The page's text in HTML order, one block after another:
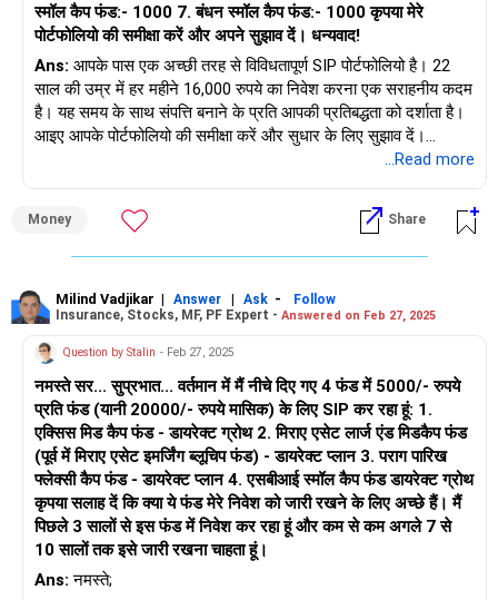
परिसंपत्ति आवंटन: जोखिम को कम करने और रिटर्न को अनुकूलित करने के
लिए सुनिश्चित करें कि आपका समग्र पोर्टफोलियो विभिन्न परिसंपत्ति वर्गों, जैसे
लार्ज-कैप, मिड-कैप, स्मॉल-कैप और फ्लेक्सी-कैप फंडों में अच्छी तरह से विविध
है।
पेशेवर सलाह: किसी प्रमाणित वित्तीय योजनाकार या निवेश सलाहकार से सलाह
लेने पर विचार करें जो आपके वित्तीय लक्ष्यों, जोखिम प्रोफ़ाइल और निवेश
संक्षेप में, जबकि आपका वर्तमान निवेश विविध प्रतीत होता है, उनके प्रदर्शन की
नियमित रूप से निगरानी करना और आवश्यकतानुसार समायोजन करना
क्वांट स्मॉल कैप जैसे अतिरिक्त फंडों पर विचार करने से विविधीकरण बढ़
सकता है और संभावित रूप से दीर्घकालिक रिटर्न में सुधार हो सकता है।
हालाँकि, सुनिश्चित करें कि कोई भी नया जुड़ाव आपके निवेश उद्देश्यों और
2. ईएलएसएस फंड
ईएलएसएस (इक्विटी लिंक्ड सेविंग स्कीम) धारा 80 सी के तहत कर लाभ
प्रदान करता है। कर बचत के अलावा, इसमें इक्विटी एक्सपोजर के कारण उच्च
रिटर्न की क्षमता है। आपके निवेश में वार्षिक वृद्धि कर दक्षता और धन वृद्धि के
लिए एक रणनीतिक योजना को दर्शाती है।
क्षमता है। हालांकि, यह उच्च अस्थिरता के अधीन है। यहां आपका 4,500 रुपये
का मासिक निवेश आपके पोर्टफोलियो में विकास-उन्मुख तत्व जोड़ता है।
स्मॉल कैप फंड उच्च विकास क्षमता वाली छोटी कंपनियों में निवेश करते हैं,
लेकिन उच्च जोखिम भी रखते हैं। स्मॉल कैप फंड में आपका 2,500 रुपये का
निवेश लंबी अवधि के लिए उपयुक्त है, क्योंकि यह समय के साथ महत्वपूर्ण रिटर्न
दे सकता है।
5. ब्लूचिप फंड
ब्लूचिप फंड बड़ी, स्थापित कंपनियों में निवेश करते हैं, जो स्थिरता और मध्यम
विकास प्रदान करते हैं। इस फंड में आपका 3,000 रुपये का निवेश आपके
पोर्टफोलियो में एक स्थिर, कम जोखिम वाला घटक जोड़ता है।
सक्रिय रूप से प्रबंधित फंड के लाभ
सक्रिय रूप से प्रबंधित फंड में पेशेवर फंड मैनेजर रणनीतिक निर्णय लेते हैं। ये
मैनेजर बाजार से बेहतर प्रदर्शन करने का लक्ष्य रखते हैं, जो निष्क्रिय इंडेक्स
स्मॉल कैप फंड:- 1000 7. बंधन स्मॉल कैप फंड:- 1000 कृपया मेरे
पोर्टफोलियो की समीक्षा करें और अपने सुझाव दें। धन्यवाद!
Ans: आपके पास एक अच्छी तरह से विविधतापूर्ण SIP पोर्टफोलियो है। 22
साल की उम्र में हर महीने 16,000 रुपये का निवेश करना एक सराहनीय कदम
है। यह समय के साथ संपत्ति बनाने के प्रति आपकी प्रतिबद्धता को दर्शाता है।
आइए आपके पोर्टफोलियो की समीक्षा करें और सुधार के लिए सुझाव दें।
आपके वर्तमान SIP निवेश में शामिल हैं:
पराग पारिख फ्लेक्सी कैप फंड: 4,500 रुपये
क्वांट फ्लेक्सी कैप फंड: 4,500 रुपये
निप्पॉन इंडिया लार्ज कैप फंड: 2,000 रुपये
मोतीलाल ओसवाल मिड कैप फंड: 1,500 रुपये
क्वांट मिड कैप फंड: 1,500 रुपये
एक्सिस स्मॉल कैप फंड: 1,000 रुपये
बंधन स्मॉल कैप फंड: 1,000 रुपये
विविधीकरण और आवंटन
...Read more
Money Share
Milind Vadjikar | Answer | Ask -
Follow
Insurance, Stocks, MF, PF Expert - Answered on Feb 27, 2025
Question by Stalin - Feb 27, 2025
नमस्ते सर... सुप्रभात... वर्तमान में मैं नीचे दिए गए 4 फंड में 5000/- रुपये
प्रति फंड (यानी 20000/- रुपये मासिक) के लिए SIP कर रहा हूं: 1.
एक्सिस मिड कैप फंड - डायरेक्ट ग्रोथ 2. मिराए एसेट लार्ज एंड मिडकैप फंड
(पूर्व में मिराए एसेट इमर्जिंग ब्लूचिप फंड) - डायरेक्ट प्लान 3. पराग पारिख
फ्लेक्सी कैप फंड - डायरेक्ट प्लान 4. एसबीआई स्मॉल कैप फंड डायरेक्ट ग्रोथ
कृपया सलाह दें कि क्या ये फंड मेरे निवेश को जारी रखने के लिए अच्छे हैं। मैं
पिछले 3 सालों से इस फंड में निवेश कर रहा हूं और कम से कम अगले 7 से
10 सालों तक इसे जारी रखना चाहता हूं।
Ans: नमस्ते;